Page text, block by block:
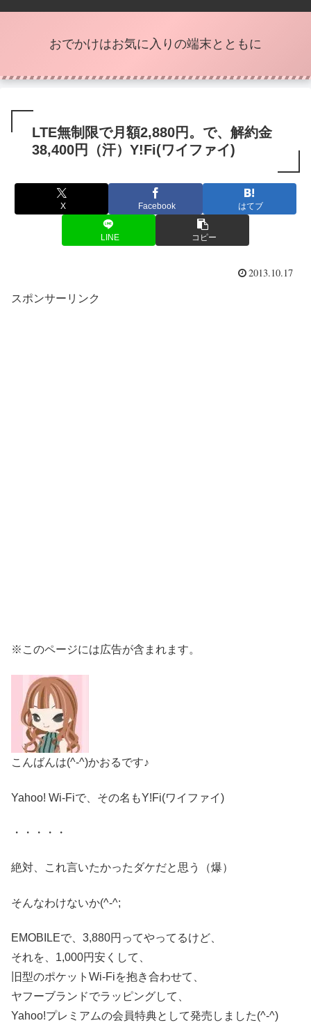
おでかけはお気に入りの端末とともに
LTE無制限で月額2,880円。で、解約金
38,400円（汗）Y!Fi(ワイファイ)
X Facebook はてブ
LINE コピー
2013.10.17
スポンサーリンク
※このページには広告が含まれます。
こんばんは(^-^)かおるです♪
Yahoo! Wi-Fiで、その名もY!Fi(ワイファイ)
・・・・・
絶対、これ言いたかったダケだと思う（爆）
そんなわけないか(^-^;
EMOBILEで、3,880円ってやってるけど、
それを、1,000円安くして、
旧型のポケットWi-Fiを抱き合わせて、
ヤフーブランドでラッピングして、
Yahoo!プレミアムの会員特典として発売しました(^-^)